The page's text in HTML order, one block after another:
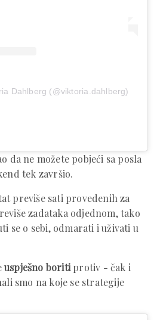
Dahlberg (@viktoria.dahlberg)
da ne možete pobjeći sa posla
tek završio.
previše sati provedenih za
zadataka odjednom, tako
se o sebi, odmarati i uživati ​​u
uspješno boriti protiv - čak i
smo na koje se strategije